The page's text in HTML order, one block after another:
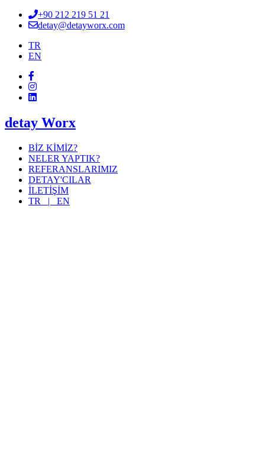
+90 212 219 51 21
detay@detayworx.com
TR
EN
detay Worx
BİZ KİMİZ?
NELER YAPTIK?
REFERANSLARIMIZ
DETAY'CILAR
İLETİŞİM
TR | EN